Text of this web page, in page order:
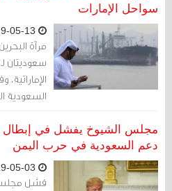
بين
المحلي) من
سواحل الإمارات
مرآة
سعوديتان
الإماراتية،
السعودية
الطاقة
مجلس الشيوخ يفشل في إبطال
دعم السعودية في حرب اليمن
فشل مجلس